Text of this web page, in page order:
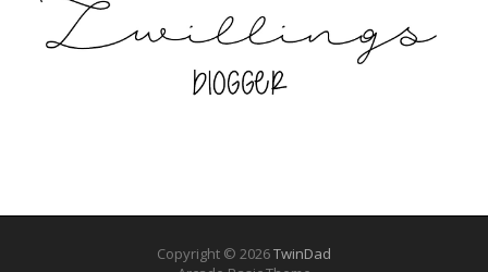
Copyright © 2026TwinDad